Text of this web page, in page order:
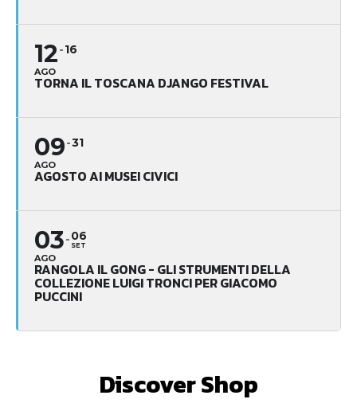
12
AGO
16
TORNA IL TOSCANA DJANGO FESTIVAL
09
AGO
31
AGOSTO AI MUSEI CIVICI
03
AGO
06
SET
RANGOLA IL GONG - GLI STRUMENTI DELLA
COLLEZIONE LUIGI TRONCI PER GIACOMO
PUCCINI
Discover Shop